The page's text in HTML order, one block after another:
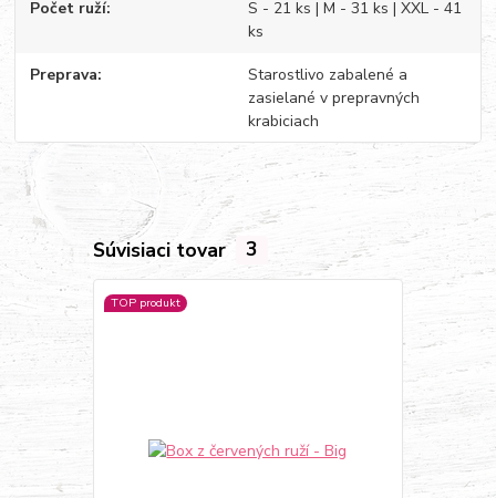
Počet ruží
S - 21 ks | M - 31 ks | XXL - 41
ks
Preprava
Starostlivo zabalené a
zasielané v prepravných
krabiciach
Súvisiaci tovar 3
TOP produkt